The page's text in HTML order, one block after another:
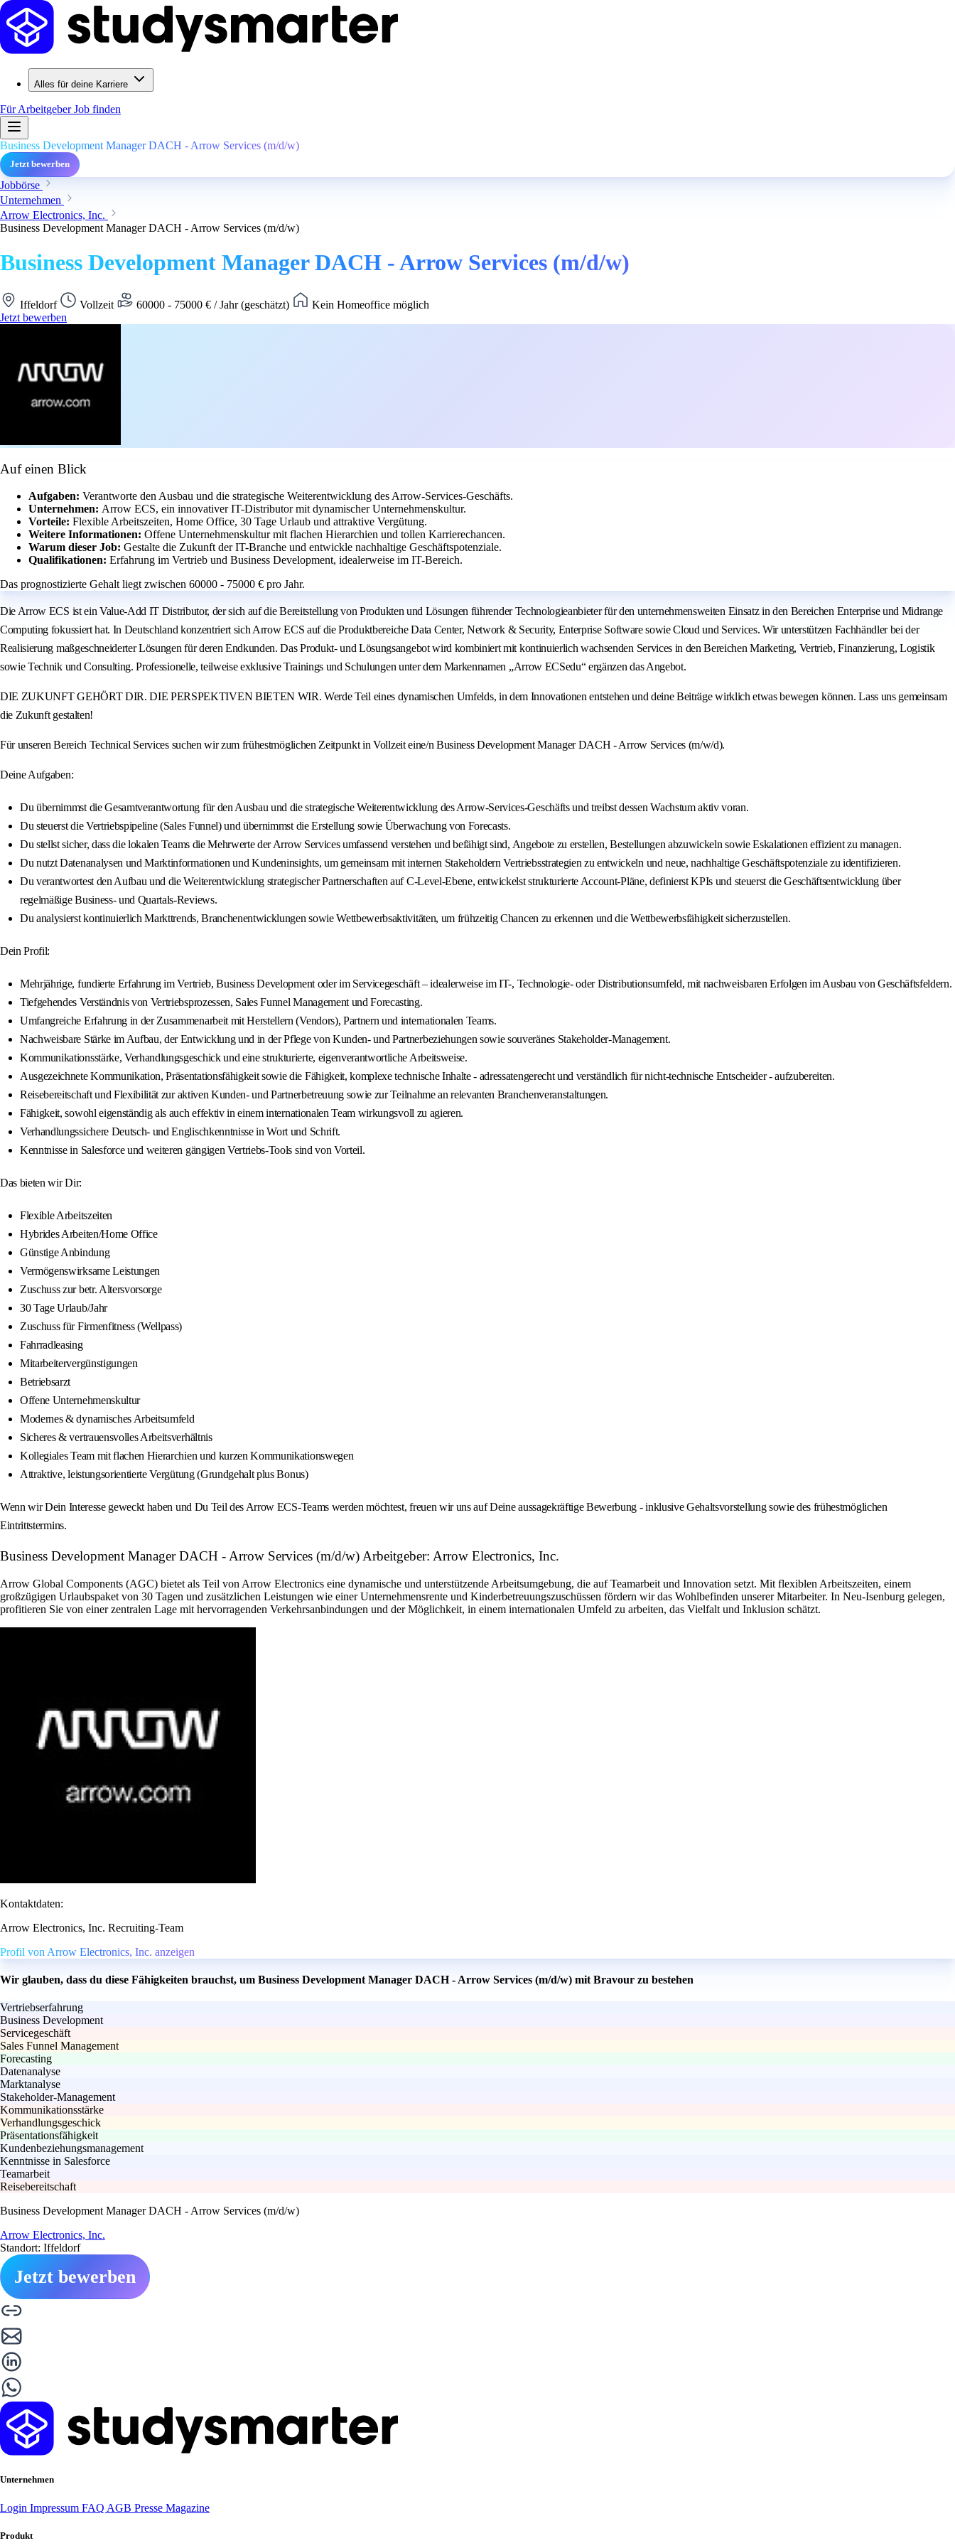
Alles für deine Karriere
Für ArbeitgeberJob finden
Business Development Manager DACH - Arrow Services (m/d/w)
Jetzt bewerben
Jobbörse
Unternehmen
Arrow Electronics, Inc.
Business Development Manager DACH - Arrow Services (m/d/w)
Business Development Manager DACH - Arrow Services (m/d/w)
Iffeldorf Vollzeit 60000 - 75000 € / Jahr (geschätzt)
Kein Homeoffice möglich
Jetzt bewerben
Auf einen Blick
Aufgaben: Verantworte den Ausbau und die strategische Weiterentwicklung des Arrow-Services-Geschäfts.
Unternehmen: Arrow ECS, ein innovativer IT-Distributor mit dynamischer Unternehmenskultur.
Vorteile: Flexible Arbeitszeiten, Home Office, 30 Tage Urlaub und attraktive Vergütung.
Weitere Informationen: Offene Unternehmenskultur mit flachen Hierarchien und tollen Karrierechancen.
Warum dieser Job: Gestalte die Zukunft der IT-Branche und entwickle nachhaltige Geschäftspotenziale.
Qualifikationen: Erfahrung im Vertrieb und Business Development, idealerweise im IT-Bereich.
Das prognostizierte Gehalt liegt zwischen 60000 - 75000 € pro Jahr.
Die Arrow ECS ist ein Value-Add IT Distributor, der sich auf die Bereitstellung von Produkten und Lösungen führender Technologieanbieter für den unternehmensweiten Einsatz in den Bereichen Enterprise und Midrange
Computing fokussiert hat. In Deutschland konzentriert sich Arrow ECS auf die Produktbereiche Data Center, Network & Security, Enterprise Software sowie Cloud und Services. Wir unterstützen Fachhändler bei der
Realisierung maßgeschneiderter Lösungen für deren Endkunden. Das Produkt- und Lösungsangebot wird kombiniert mit kontinuierlich wachsenden Services in den Bereichen Marketing, Vertrieb, Finanzierung, Logistik
sowie Technik und Consulting. Professionelle, teilweise exklusive Trainings und Schulungen unter dem Markennamen „Arrow ECSedu“ ergänzen das Angebot.
DIE ZUKUNFT GEHÖRT DIR. DIE PERSPEKTIVEN BIETEN WIR. Werde Teil eines dynamischen Umfelds, in dem Innovationen entstehen und deine Beiträge wirklich etwas bewegen können. Lass uns gemeinsam
die Zukunft gestalten!
Für unseren Bereich Technical Services suchen wir zum frühestmöglichen Zeitpunkt in Vollzeit eine/n Business Development Manager DACH - Arrow Services (m/w/d).
Deine Aufgaben:
Du übernimmst die Gesamtverantwortung für den Ausbau und die strategische Weiterentwicklung des Arrow-Services-Geschäfts und treibst dessen Wachstum aktiv voran.
Du steuerst die Vertriebspipeline (Sales Funnel) und übernimmst die Erstellung sowie Überwachung von Forecasts.
Du stellst sicher, dass die lokalen Teams die Mehrwerte der Arrow Services umfassend verstehen und befähigt sind, Angebote zu erstellen, Bestellungen abzuwickeln sowie Eskalationen effizient zu managen.
Du nutzt Datenanalysen und Marktinformationen und Kundeninsights, um gemeinsam mit internen Stakeholdern Vertriebsstrategien zu entwickeln und neue, nachhaltige Geschäftspotenziale zu identifizieren.
Du verantwortest den Aufbau und die Weiterentwicklung strategischer Partnerschaften auf C-Level-Ebene, entwickelst strukturierte Account-Pläne, definierst KPIs und steuerst die Geschäftsentwicklung über
regelmäßige Business- und Quartals-Reviews.
Du analysierst kontinuierlich Markttrends, Branchenentwicklungen sowie Wettbewerbsaktivitäten, um frühzeitig Chancen zu erkennen und die Wettbewerbsfähigkeit sicherzustellen.
Dein Profil:
Mehrjährige, fundierte Erfahrung im Vertrieb, Business Development oder im Servicegeschäft – idealerweise im IT-, Technologie- oder Distributionsumfeld, mit nachweisbaren Erfolgen im Ausbau von Geschäftsfeldern.
Tiefgehendes Verständnis von Vertriebsprozessen, Sales Funnel Management und Forecasting.
Umfangreiche Erfahrung in der Zusammenarbeit mit Herstellern (Vendors), Partnern und internationalen Teams.
Nachweisbare Stärke im Aufbau, der Entwicklung und in der Pflege von Kunden- und Partnerbeziehungen sowie souveränes Stakeholder-Management.
Kommunikationsstärke, Verhandlungsgeschick und eine strukturierte, eigenverantwortliche Arbeitsweise.
Ausgezeichnete Kommunikation, Präsentationsfähigkeit sowie die Fähigkeit, komplexe technische Inhalte - adressatengerecht und verständlich für nicht-technische Entscheider - aufzubereiten.
Reisebereitschaft und Flexibilität zur aktiven Kunden- und Partnerbetreuung sowie zur Teilnahme an relevanten Branchenveranstaltungen.
Fähigkeit, sowohl eigenständig als auch effektiv in einem internationalen Team wirkungsvoll zu agieren.
Verhandlungssichere Deutsch- und Englischkenntnisse in Wort und Schrift.
Kenntnisse in Salesforce und weiteren gängigen Vertriebs-Tools sind von Vorteil.
Das bieten wir Dir:
Flexible Arbeitszeiten
Hybrides Arbeiten/Home Office
Günstige Anbindung
Vermögenswirksame Leistungen
Zuschuss zur betr. Altersvorsorge
30 Tage Urlaub/Jahr
Zuschuss für Firmenfitness (Wellpass)
Fahrradleasing
Mitarbeitervergünstigungen
Betriebsarzt
Offene Unternehmenskultur
Modernes & dynamisches Arbeitsumfeld
Sicheres & vertrauensvolles Arbeitsverhältnis
Kollegiales Team mit flachen Hierarchien und kurzen Kommunikationswegen
Attraktive, leistungsorientierte Vergütung (Grundgehalt plus Bonus)
Wenn wir Dein Interesse geweckt haben und Du Teil des Arrow ECS-Teams werden möchtest, freuen wir uns auf Deine aussagekräftige Bewerbung - inklusive Gehaltsvorstellung sowie des frühestmöglichen
Eintrittstermins.
Business Development Manager DACH - Arrow Services (m/d/w) Arbeitgeber: Arrow Electronics, Inc.
Arrow Global Components (AGC) bietet als Teil von Arrow Electronics eine dynamische und unterstützende Arbeitsumgebung, die auf Teamarbeit und Innovation setzt. Mit flexiblen Arbeitszeiten, einem
großzügigen Urlaubspaket von 30 Tagen und zusätzlichen Leistungen wie einer Unternehmensrente und Kinderbetreuungszuschüssen fördern wir das Wohlbefinden unserer Mitarbeiter. In Neu-Isenburg gelegen,
profitieren Sie von einer zentralen Lage mit hervorragenden Verkehrsanbindungen und der Möglichkeit, in einem internationalen Umfeld zu arbeiten, das Vielfalt und Inklusion schätzt.
Kontaktdaten:
Arrow Electronics, Inc. Recruiting-Team
Profil von Arrow Electronics, Inc. anzeigen
Wir glauben, dass du diese Fähigkeiten brauchst, um Business Development Manager DACH - Arrow Services (m/d/w) mit Bravour zu bestehen
Vertriebserfahrung
Business Development
Servicegeschäft
Sales Funnel Management
Forecasting
Datenanalyse
Marktanalyse
Stakeholder-Management
Kommunikationsstärke
Verhandlungsgeschick
Präsentationsfähigkeit
Kundenbeziehungsmanagement
Kenntnisse in Salesforce
Teamarbeit
Reisebereitschaft
Business Development Manager DACH - Arrow Services (m/d/w)
Arrow Electronics, Inc.
Standort: Iffeldorf
Jetzt bewerben
Unternehmen
Login Impressum FAQ AGB Presse Magazine
Produkt